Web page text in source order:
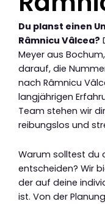
Du planst einen
Râmnicu Vâlcea?
Meyer aus
darauf, die
nach Râmnicu
langjährigen
Team stehen wir
reibungslos und
Warum solltest du
entscheiden? Wir
der auf deine
ist. Von der